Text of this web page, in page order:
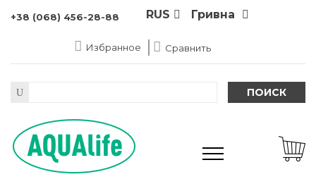
+38 (068) 456-28-88 RUS Гривна
Избранное Сравнить
ПОИСК